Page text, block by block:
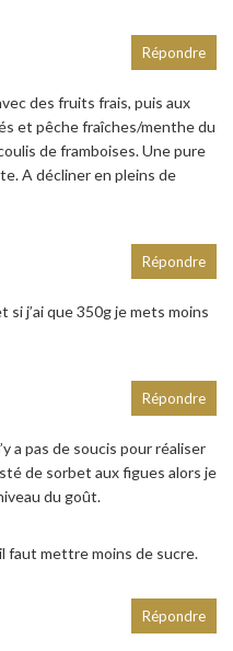
des fruits frais, puis aux
et pêche fraîches/menthe du
de framboises. Une pure
A décliner en pleins de
Répondre
j’ai que 350g je mets moins
Répondre
a pas de soucis pour réaliser
de sorbet aux figues alors je
du goût.
faut mettre moins de sucre.
Répondre
Répondre